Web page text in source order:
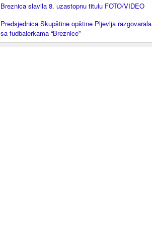
Breznica slavila 8. uzastopnu titulu FOTO/VIDEO
Predsjednica Skupštine opštine Pljevlja razgovarala
sa fudbalerkama “Breznice”